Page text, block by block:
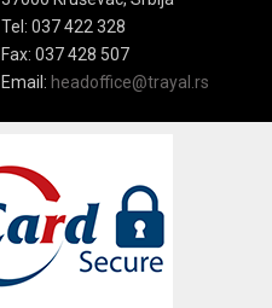
Tel: 037 422 328
Fax: 037 428 507
Email: headoffice@trayal.rs